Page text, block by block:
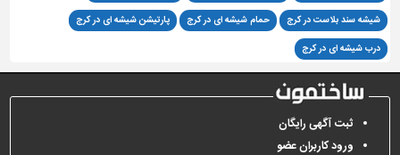
تاسیسات
ساختمان
شهرسازی،
ترافیک
و
سازه
شیشه سند بلاست در کرج حمام شیشه ای در کرج پارتیشن شیشه ای در کرج
درب شیشه ای در کرج
ثبت آگهی رایگان
ورود کاربران عضو